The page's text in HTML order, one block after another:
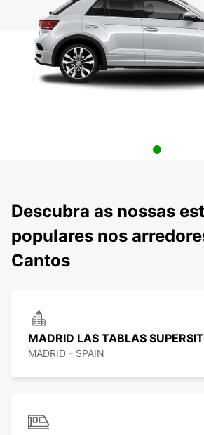
Descubra as nossas
populares nos
Cantos
MADRID LAS TABLAS
MADRID - SPAIN